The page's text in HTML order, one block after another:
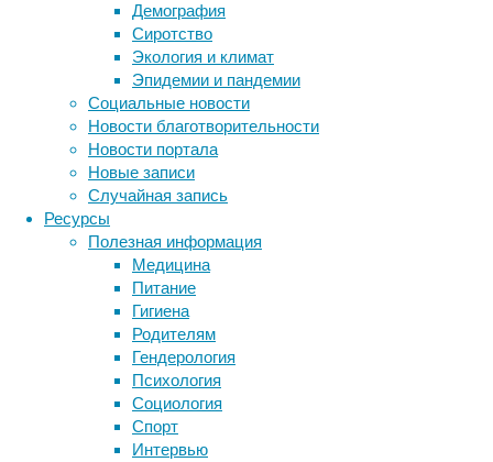
Демография
Сиротство
Экология и климат
Эпидемии и пандемии
Социальные новости
Новости благотворительности
Новости портала
Новые записи
Случайная запись
Ресурсы
Полезная информация
Медицина
Питание
Гигиена
Родителям
Гендерология
Психология
Социология
Спорт
Интервью
повышенный
уровень
глюкозы
в
крови
не
просто
коррелирует
со
старением
мозга,
напрямую
ускоряет
Метки